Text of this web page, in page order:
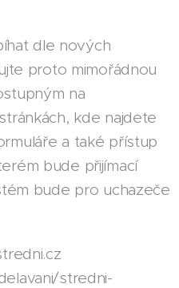
dle nových
proto mimořádnou
na
kde najdete
a také přístup
bude přijímací
bude pro uchazeče
stredni-